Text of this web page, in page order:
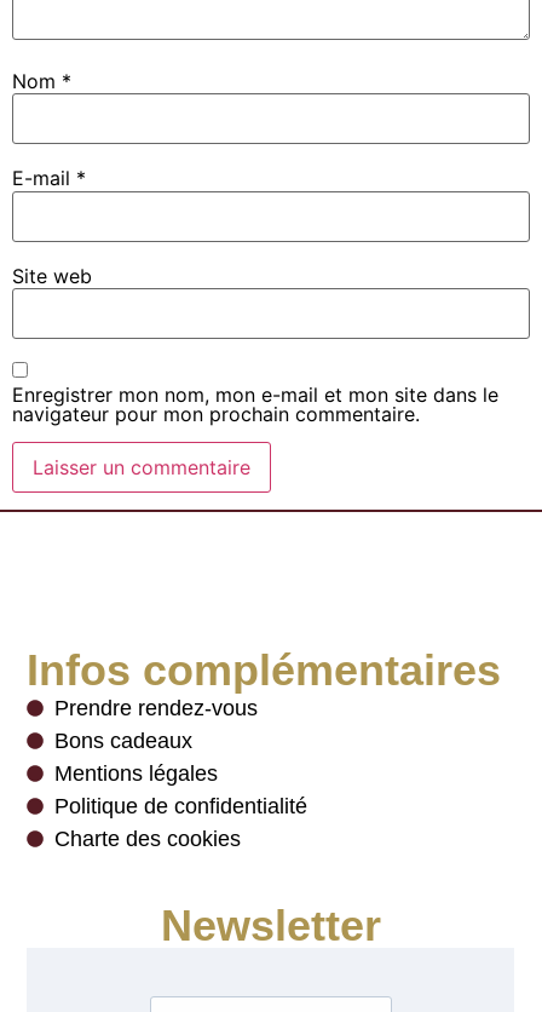
Nom *
E-mail *
Site web
Enregistrer mon nom, mon e-mail et mon site dans le
navigateur pour mon prochain commentaire.
Infos complémentaires
Prendre rendez-vous
Bons cadeaux
Mentions légales
Politique de confidentialité
Charte des cookies
Newsletter